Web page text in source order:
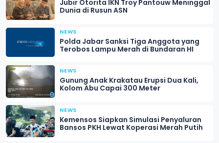
Jubir Otorita IKN Troy Pantouw Meninggal
Dunia di Rusun ASN
NEWS
Polda Jabar Sanksi Tiga Anggota yang
Terobos Lampu Merah di Bundaran HI
NEWS
Gunung Anak Krakatau Erupsi Dua Kali,
Kolom Abu Capai 300 Meter
NEWS
Kemensos Siapkan Simulasi Penyaluran
Bansos PKH Lewat Koperasi Merah Putih